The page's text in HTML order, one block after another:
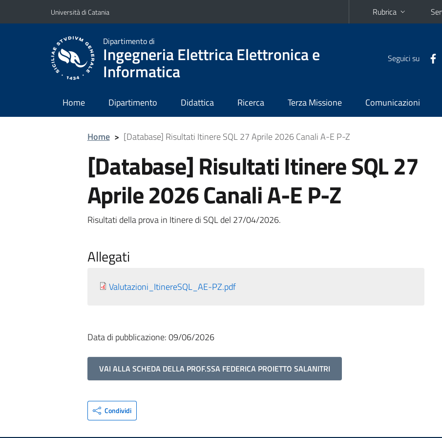
Vai al contenuto principale
Vai al menu di navigazione
Università di Catania Rubrica
Dipartimento di
Ingegneria Elettrica Elettronica e
Informatica
Seguici su
Home Dipartimento Didattica Ricerca Terza Missione Comunicazioni
Home > [Database] Risultati Itinere SQL 27 Aprile 2026 Canali A-E P-Z
[Database] Risultati Itinere SQL 27
Aprile 2026 Canali A-E P-Z
Risultati della prova in Itinere di SQL del 27/04/2026.
Allegati
Valutazioni_ItinereSQL_AE-PZ.pdf
Data di pubblicazione: 09/06/2026
VAI ALLA SCHEDA DELLA PROF.SSA FEDERICA PROIETTO SALANITRI
Condividi